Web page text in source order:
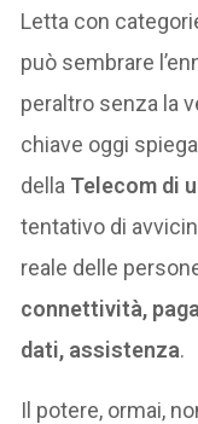
Letta con
può sembrare
peraltro senza la
chiave oggi
della Telecom di
tentativo di
reale delle
connettività,
dati, assistenza.
Il potere, ormai,